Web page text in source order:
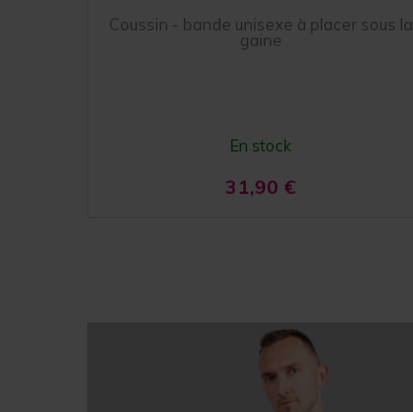
Coussin - bande unisexe à placer sous la
gaine
En stock
31,90 €